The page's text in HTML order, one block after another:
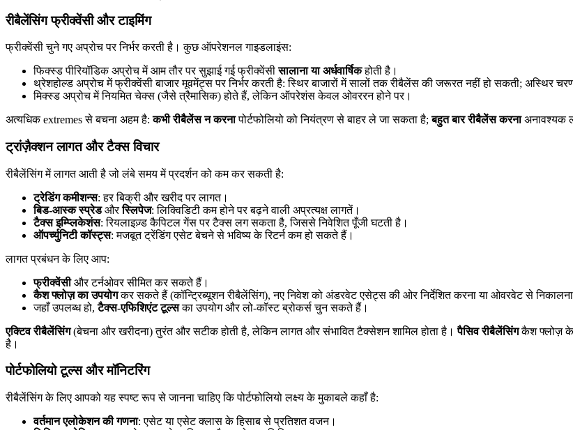
रीबैलेंसिंग फ्रीक्वेंसी और टाइमिंग
फ्रीक्वेंसी चुने गए अप्रोच पर निर्भर करती है। कुछ ऑपरेशनल गाइडलाइंस:
फिक्स्ड पीरियॉडिक अप्रोच में आम तौर पर सुझाई गई फ्रीक्वेंसीसालाना या अर्धवार्षिकहोती है।
थ्रेशहोल्ड अप्रोच में फ्रीक्वेंसी बाजार मूवमेंट्स पर निर्भर करती है: स्थिर बाजारों में सालों तक रीबैलेंस की जरूरत नहीं हो सकती; अस्थिर
मिक्स्ड अप्रोच में नियमित चेक्स (जैसे त्रैमासिक) होते हैं, लेकिन ऑपरेशंस केवल ओवररन होने पर।
अत्यधिक extremes से बचना अहम है:कभी रीबैलेंस न करनापोर्टफोलियो को नियंत्रण से बाहर ले जा सकता है;बहुत बार रीबैलेंस करनाअनावश्यक
ट्रांज़ैक्शन लागत और टैक्स विचार
रीबैलेंसिंग में लागत आती है जो लंबे समय में प्रदर्शन को कम कर सकती है:
ट्रेडिंग कमीशन्स: हर बिक्री और खरीद पर लागत।
बिड-आस्क स्प्रेडऔरस्लिपेज: लिक्विडिटी कम होने पर बढ़ने वाली अप्रत्यक्ष लागतें।
टैक्स इम्प्लिकेशंस: रियलाइज़्ड कैपिटल गेंस पर टैक्स लग सकता है, जिससे निवेशित पूँजी घटती है।
ऑपर्च्युनिटी कॉस्ट्स: मजबूत ट्रेंडिंग एसेट बेचने से भविष्य के रिटर्न कम हो सकते हैं।
लागत प्रबंधन के लिए आप:
फ्रीक्वेंसीऔर टर्नओवर सीमित कर सकते हैं।
कैश फ्लोज़ का उपयोगकर सकते हैं (कॉन्ट्रिब्यूशन रीबैलेंसिंग), नए निवेश को अंडरवेट एसेट्स की ओर निर्देशित करना या ओवरवेट से
जहाँ उपलब्ध हो,टैक्स-एफिशिएंट टूल्सका उपयोग और लो-कॉस्ट ब्रोकर्स चुन सकते हैं।
एक्टिव रीबैलेंसिंग(बेचना और खरीदना) तुरंत और सटीक होती है, लेकिन लागत और संभावित टैक्सेशन शामिल होता है।पैसिव रीबैलेंसिंगकैश फ्लोज़ के
है।
पोर्टफोलियो टूल्स और मॉनिटरिंग
रीबैलेंसिंग के लिए आपको यह स्पष्ट रूप से जानना चाहिए कि पोर्टफोलियो लक्ष्य के मुकाबले कहाँ है:
वर्तमान एलोकेशन की गणना: एसेट या एसेट क्लास के हिसाब से प्रतिशत वजन।